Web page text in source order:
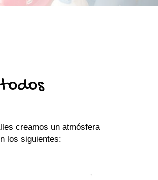
creamos un atmósfera
los siguientes: